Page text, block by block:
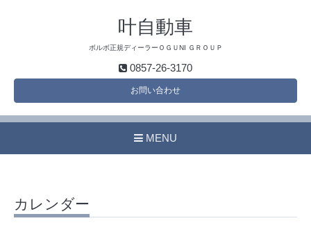
叶自動車
ボルボ正規ディーラーＯＧＵNI ＧＲＯＵＰ
0857-26-3170
お問い合わせ
MENU
カレンダー